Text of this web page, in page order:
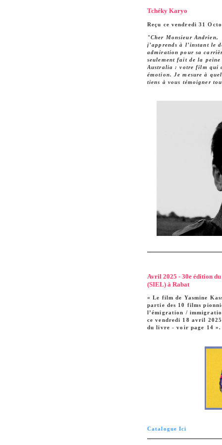
Tchéky Karyo
Reçu ce vendredi 31
"Cher Monsieur Andrien,
j’apprends à l’instant le
admiration pour sa
seulement fait de la
Australia : votre film qui
émotion. Je mesure à
tiens à vous témoigner
Avril 2025 - 30e édition
(SIEL) à Rabat
« Le film de Yasmine
partie des 10 films
l’émigration /
ce vendredi 18 avril
du livre - voir page 14 ».
Catalogue Ici